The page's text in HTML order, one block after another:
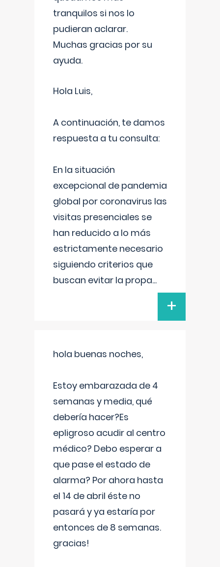
tranquilos si nos lo
pudieran aclarar.
Muchas gracias por su
ayuda.
Hola Luis,
A continuación, te damos
respuesta a tu consulta:
En la situación
excepcional de pandemia
global por coronavirus las
visitas presenciales se
han reducido a lo más
estrictamente necesario
siguiendo criterios que
buscan evitar la propa...
+
hola buenas noches,
Estoy embarazada de 4
semanas y media, qué
debería hacer?Es
epligroso acudir al centro
médico? Debo esperar a
que pase el estado de
alarma? Por ahora hasta
el 14 de abril éste no
pasará y ya estaría por
entonces de 8 semanas.
gracias!